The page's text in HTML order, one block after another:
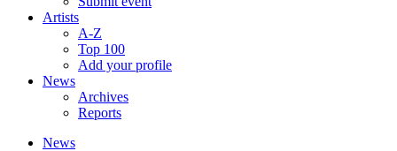
Artists
A-Z
Top 100
Add your profile
News
Archives
Reports
News